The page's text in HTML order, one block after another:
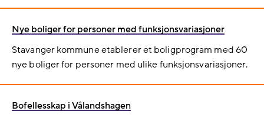
Nye boliger for personer med funksjonsvariasjoner
Stavanger kommune etablerer et boligprogram med 60
nye boliger for personer med ulike funksjonsvariasjoner.
Bofellesskap i Vålandshagen